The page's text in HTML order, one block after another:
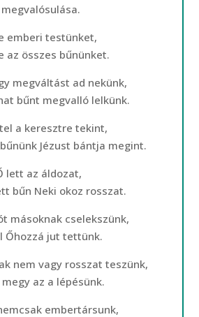
emberi testünket,
az összes bűnünket.
megváltást ad nekünk,
bűnt megvalló lelkünk.
a keresztre tekint,
Jézust bántja megint.
lett az áldozat,
bűn Neki okoz rosszat.
másoknak cselekszünk,
Őhozzá jut tettünk.
nem vagy rosszat teszünk,
az a lépésünk.
embertársunk,